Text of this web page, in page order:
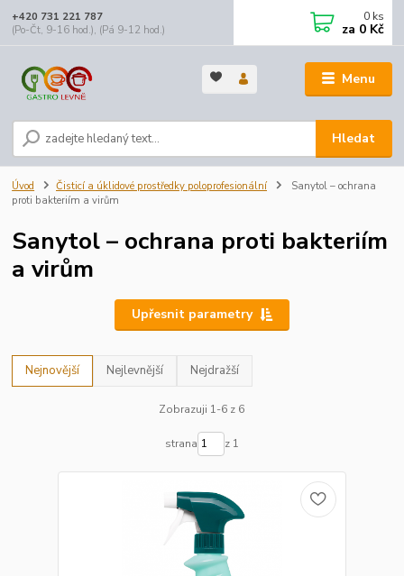
Menu
Hledat
+420 731 221 787
(Po-Čt, 9-16 hod.), (Pá 9-12 hod.)
0 ks
za 0 Kč
Úvod Čisticí a úklidové prostředky poloprofesionální
Sanytol – ochrana
proti bakteriím a virům
Sanytol – ochrana proti bakteriím
a virům
Upřesnit parametry
Nejnovější Nejlevnější Nejdražší
Zobrazuji 1-6 z 6
strana z 1